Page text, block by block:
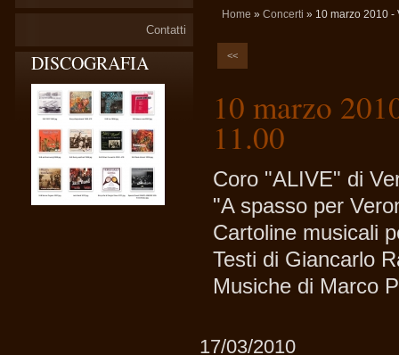
Home » Concerti » 10 marzo 2010 -
<<
10 marzo
11.00
Coro "ALIVE" di
"A spasso per
Cartoline musicali
Testi di Giancarlo
Musiche di Marco
17/03/2010
Contatti
DISCOGRAFIA